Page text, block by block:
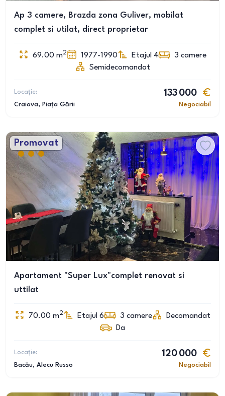
Ap 3 camere, Brazda zona Guliver, mobilat
complet si utilat, direct proprietar
69.00 m2 1977-1990 Etajul 4 3 camere
Semidecomandat
Locație:
Craiova, Piața Gării
133 000
Negociabil
Promovat
Apartament "Super Lux"complet renovat si
uttilat
70.00 m2 Etajul 6 3 camere
Decomandat
Da
Locație:
Bacău, Alecu Russo
120 000
Negociabil